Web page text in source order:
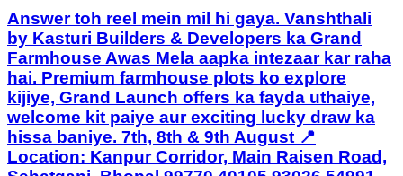
Answer toh reel mein mil hi gaya. Vanshthali
by Kasturi Builders & Developers ka Grand
Farmhouse Awas Mela aapka intezaar kar raha
hai. Premium farmhouse plots ko explore
kijiye, Grand Launch offers ka fayda uthaiye,
welcome kit paiye aur exciting lucky draw ka
hissa baniye. 7th, 8th & 9th August 📍
Location: Kanpur Corridor, Main Raisen Road,